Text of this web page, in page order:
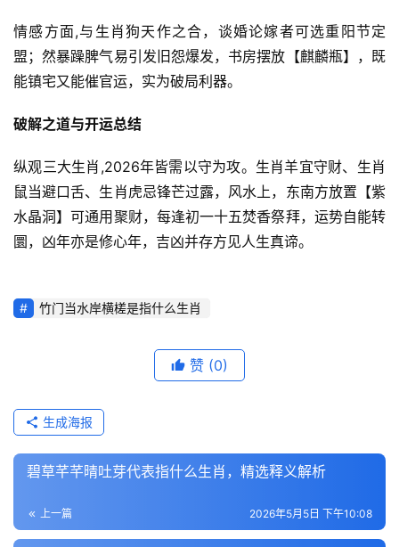
情感方面,与生肖狗天作之合，谈婚论嫁者可选重阳节定
盟；然暴躁脾气易引发旧怨爆发，书房摆放【麒麟瓶】，既
能镇宅又能催官运，实为破局利器。
破解之道与开运总结
纵观三大生肖,2026年皆需以守为攻。生肖羊宜守财、生肖
鼠当避口舌、生肖虎忌锋芒过露，风水上，东南方放置【紫
水晶洞】可通用聚财，每逢初一十五焚香祭拜，运势自能转
圜，凶年亦是修心年，吉凶并存方见人生真谛。
竹门当水岸横槎是指什么生肖
赞 (0)
生成海报
碧草芊芊晴吐芽代表指什么生肖，精选释义解析
上一篇 2026年5月5日 下午10:08